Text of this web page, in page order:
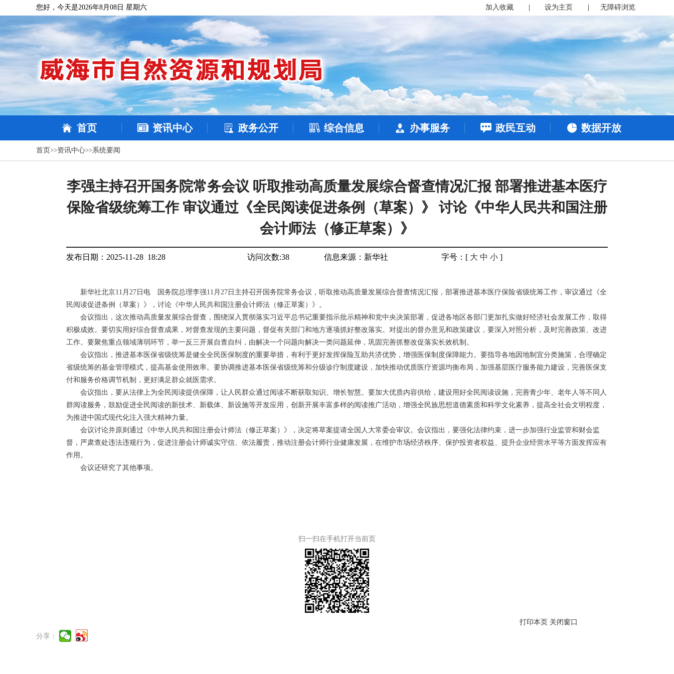
您好，今天是2026年8月08日 星期六 加入收藏 设为主页 无障碍浏览
首页 资讯中心 政务公开 综合信息 办事服务 政民互动 数据开放
首页>>资讯中心>>系统要闻
李强主持召开国务院常务会议 听取推动高质量发展综合督查情况汇报 部署推进基本医疗
保险省级统筹工作 审议通过《全民阅读促进条例（草案）》 讨论《中华人民共和国注册
会计师法（修正草案）》
发布日期：2025-11-28 18:28 访问次数:38 信息来源： 新华社 字号 ：[ 大 中 小 ]
新华社北京11月27日电 国务院总理李强11月27日主持召开国务院常务会议，听取推动高质量发展综合督查情况汇报，部署推进基本医疗保险省级统筹工作，审议通过《全
民阅读促进条例（草案）》，讨论《中华人民共和国注册会计师法（修正草案）》。
会议指出，这次推动高质量发展综合督查，围绕深入贯彻落实习近平总书记重要指示批示精神和党中央决策部署，促进各地区各部门更加扎实做好经济社会发展工作，取得
积极成效。要切实用好综合督查成果，对督查发现的主要问题，督促有关部门和地方逐项抓好整改落实。对提出的督办意见和政策建议，要深入对照分析，及时完善政策、改进
工作。要聚焦重点领域薄弱环节，举一反三开展自查自纠，由解决一个问题向解决一类问题延伸，巩固完善抓整改促落实长效机制。
会议指出，推进基本医保省级统筹是健全全民医保制度的重要举措，有利于更好发挥保险互助共济优势，增强医保制度保障能力。要指导各地因地制宜分类施策，合理确定
省级统筹的基金管理模式，提高基金使用效率。要协调推进基本医保省级统筹和分级诊疗制度建设，加快推动优质医疗资源均衡布局，加强基层医疗服务能力建设，完善医保支
付和服务价格调节机制，更好满足群众就医需求。
会议指出，要从法律上为全民阅读提供保障，让人民群众通过阅读不断获取知识、增长智慧。要加大优质内容供给，建设用好全民阅读设施，完善青少年、老年人等不同人
群阅读服务，鼓励促进全民阅读的新技术、新载体、新设施等开发应用，创新开展丰富多样的阅读推广活动，增强全民族思想道德素质和科学文化素养，提高全社会文明程度，
为推进中国式现代化注入强大精神力量。
会议讨论并原则通过《中华人民共和国注册会计师法（修正草案）》，决定将草案提请全国人大常委会审议。会议指出，要强化法律约束，进一步加强行业监管和财会监
督，严肃查处违法违规行为，促进注册会计师诚实守信、依法履责，推动注册会计师行业健康发展，在维护市场经济秩序、保护投资者权益、提升企业经营水平等方面发挥应有
作用。
会议还研究了其他事项。
扫一扫在手机打开当前页
打印本页 关闭窗口
分享：